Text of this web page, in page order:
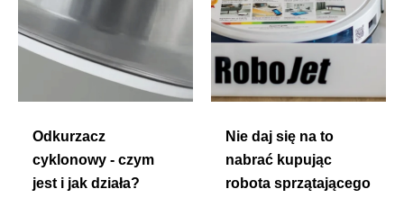
Odkurzacz
cyklonowy - czym
jest i jak działa?
Nie daj się na to
nabrać kupując
robota sprzątającego